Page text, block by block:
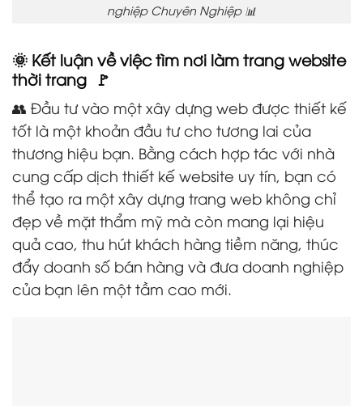
nghiệp Chuyên Nghiệp 📊
🌞 Kết luận về việc tìm nơi làm trang website
thời trang 🚩
👥 Đầu tư vào một xây dựng web được thiết kế
tốt là một khoản đầu tư cho tương lai của
thương hiệu bạn. Bằng cách hợp tác với nhà
cung cấp dịch thiết kế website uy tín, bạn có
thể tạo ra một xây dựng trang web không chỉ
đẹp về mặt thẩm mỹ mà còn mang lại hiệu
quả cao, thu hút khách hàng tiềm năng, thúc
đẩy doanh số bán hàng và đưa doanh nghiệp
của bạn lên một tầm cao mới.